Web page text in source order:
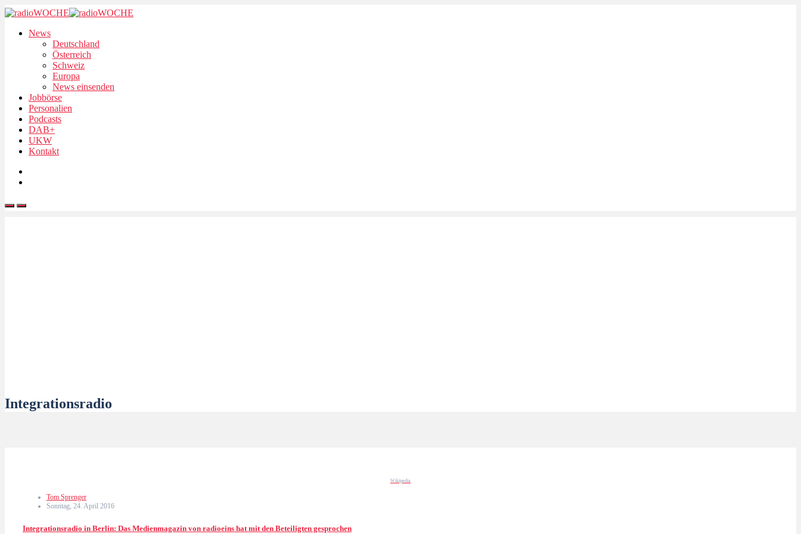
News
Deutschland
Österreich
Schweiz
Europa
News einsenden
Jobbörse
Personalien
Podcasts
DAB+
UKW
Kontakt
Integrationsradio
Wikipedia
Tom Sprenger
Sonntag, 24. April 2016
Integrationsradio in Berlin: Das Medienmagazin von radioeins hat mit den Beteiligten gesprochen